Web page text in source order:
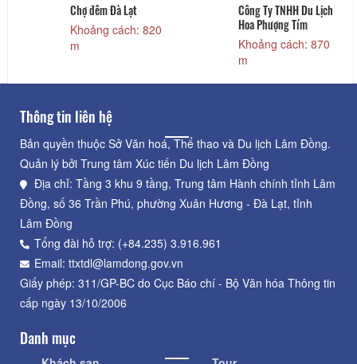
Chợ đêm Đà Lạt
Khoảng cách: 820
m
Công Ty TNHH Du Lịch
Hoa Phượng Tím
Khoảng cách: 870
m
Thông tin liên hệ
Bản quyền thuộc Sở Văn hoá, Thể thao và Du lịch Lâm Đồng.
Quản lý bởi Trung tâm Xúc tiến Du lịch Lâm Đồng
Địa chỉ: Tầng 3 khu 9 tầng, Trung tâm Hành chính tỉnh Lâm
Đồng, số 36 Trần Phú, phường Xuân Hương - Đà Lạt, tỉnh
Lâm Đồng
Tổng đài hỗ trợ: (+84.235) 3.916.961
Email: ttxtdl@lamdong.gov.vn
Giấy phép: 311/GP-BC do Cục Báo chí - Bộ Văn hóa Thông tin
cấp ngày 13/10/2006
Danh mục